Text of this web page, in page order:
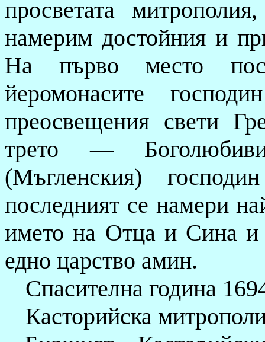
просветата
намерим достойния и
На първо место
йеромонасите
преосвещения свети
трето —
(Мъгленския)
последният се намери
името на Отца и Сина
едно царство амин.
Спасителна година
Касторийска